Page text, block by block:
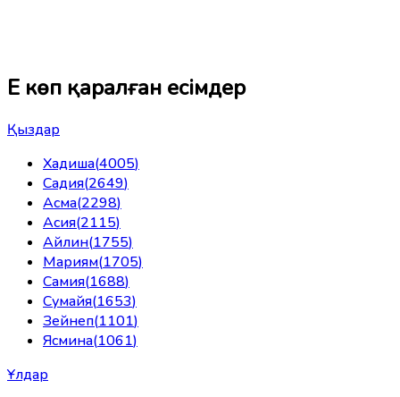
Ең көп қаралған есімдер
Қыздар
Хадиша(4005)
Садия(2649)
Асма(2298)
Асия(2115)
Айлин(1755)
Мариям(1705)
Самия(1688)
Сумайя(1653)
Зейнеп(1101)
Ясмина(1061)
Ұлдар